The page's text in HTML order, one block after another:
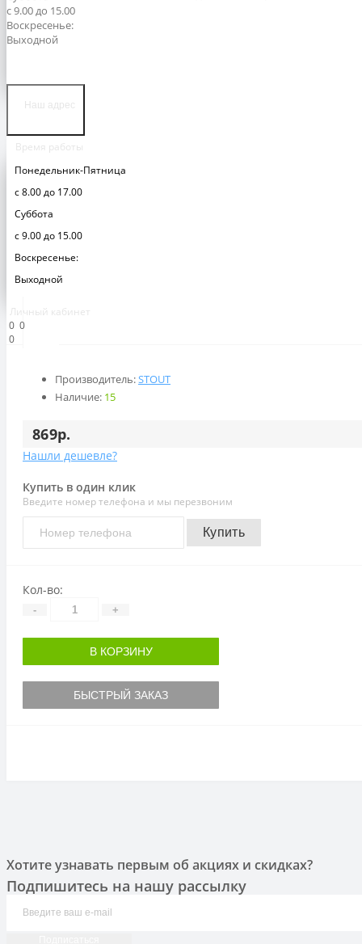
с 9.00 до 15.00
Воскресенье:
Выходной
Наш адрес
Время работы
Понедельник-Пятница
с 8.00 до 17.00
Суббота
с 9.00 до 15.00
Воскресенье:
Выходной
Личный кабинет
0 0
0
Производитель:STOUT
Наличие: 15
869р.
Нашли дешевле?
Купить в один клик
Введите номер телефона и мы перезвоним
Купить
Кол-во:
- +
В КОРЗИНУ
БЫСТРЫЙ ЗАКАЗ
Хотите узнавать первым об акциях и скидках?
Подпишитесь на нашу рассылку